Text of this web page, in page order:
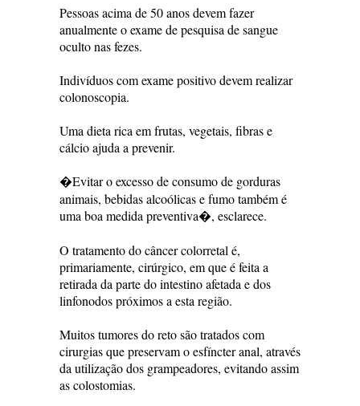
Pessoas acima de 50 anos devem fazer
anualmente o exame de pesquisa de sangue
oculto nas fezes.
Indivíduos com exame positivo devem realizar
colonoscopia.
Uma dieta rica em frutas, vegetais, fibras e
cálcio ajuda a prevenir.
�Evitar o excesso de consumo de gorduras
animais, bebidas alcoólicas e fumo também é
uma boa medida preventiva�, esclarece.
O tratamento do câncer colorretal é,
primariamente, cirúrgico, em que é feita a
retirada da parte do intestino afetada e dos
linfonodos próximos a esta região.
Muitos tumores do reto são tratados com
cirurgias que preservam o esfíncter anal, através
da utilização dos grampeadores, evitando assim
as colostomias.